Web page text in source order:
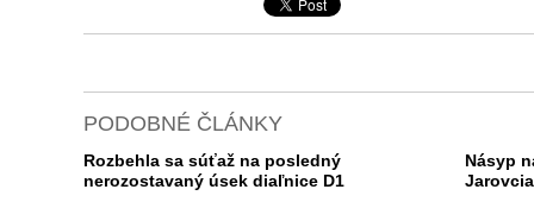
PODOBNÉ ČLÁNKY
Rozbehla sa súťaž na posledný
nerozostavaný úsek diaľnice D1
Násyp